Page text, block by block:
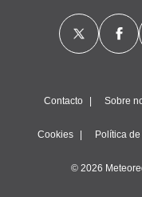
Contacto Sobre
Cookies Política
© 2026